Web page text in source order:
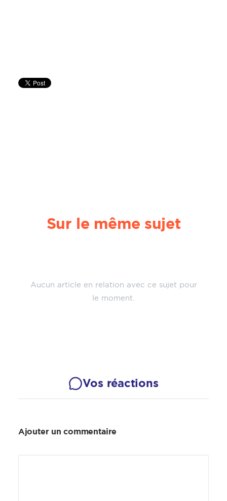
Sur le même sujet
Aucun article en relation avec ce sujet pour
le moment.
Vos réactions
Ajouter un commentaire